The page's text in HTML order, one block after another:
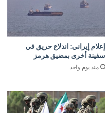
إعلام إيراني: اندلاع حريق في
سفينة أخرى بمضيق هرمز
منذ يوم واحد